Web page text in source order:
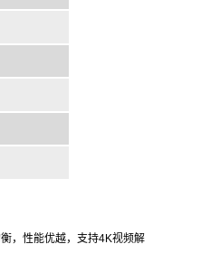
，性能优越，支持4K视频解